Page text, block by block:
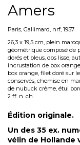
Amers
Paris, Gallimard, nrf, 1957
26,3 x 19,5 cm, plein
géométrique composé de
dorés et bleus, dos lisse,
incrustation de box
box orange, filet doré sur
conservés, chemise en
de nubuck crème, étui
2 ff. n. ch.
Édition originale.
Un des 35 ex.
vélin de Hollande